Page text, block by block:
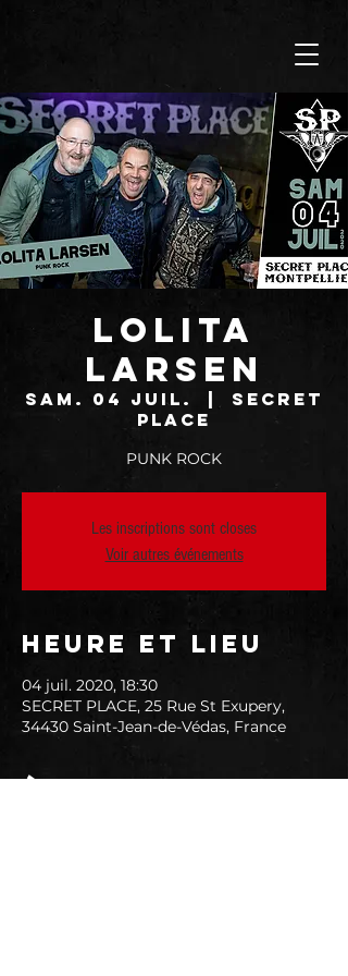
LOLITA
LARSEN
sam. 04 juil.
SECRET
PLACE
PUNK ROCK
Les inscriptions sont closes
Voir autres événements
Heure et lieu
04 juil. 2020, 18:30
SECRET PLACE, 25 Rue St Exupery,
34430 Saint-Jean-de-Védas, France